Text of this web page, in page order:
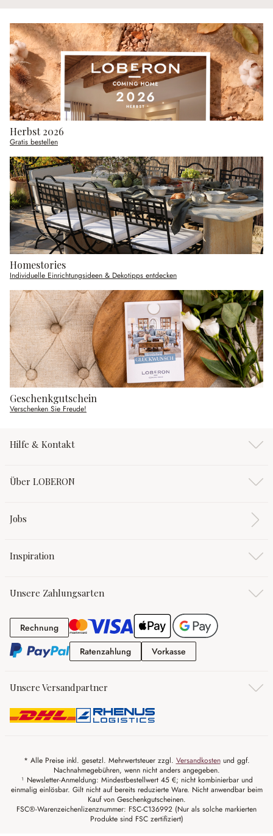
Herbst 2026
Gratis bestellen
Homestories
Individuelle Einrichtungsideen & Dekotipps entdecken
Geschenkgutschein
Verschenken Sie Freude!
Hilfe & Kontakt
Über LOBERON
Jobs
Inspiration
Unsere Zahlungsarten
RechnungRechnung
RatenzahlungRatenzahlung
Vorkasse
Unsere Versandpartner
* Alle Preise inkl. gesetzl. Mehrwertsteuer zzgl. Versandkostenund ggf.
Nachnahmegebühren, wenn nicht anders angegeben.
¹ Newsletter-Anmeldung: Mindestbestellwert 45 €; nicht kombinierbar und
einmalig einlösbar. Gilt nicht auf bereits reduzierte Ware. Nicht anwendbar beim
Kauf von Geschenkgutscheinen.
FSC®-Warenzeichenlizenznummer: FSC-C136992 (Nur als solche markierten
Produkte sind FSC zertifiziert)